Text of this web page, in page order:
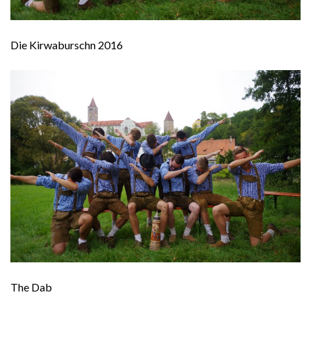
Die Kirwaburschn 2016
The Dab